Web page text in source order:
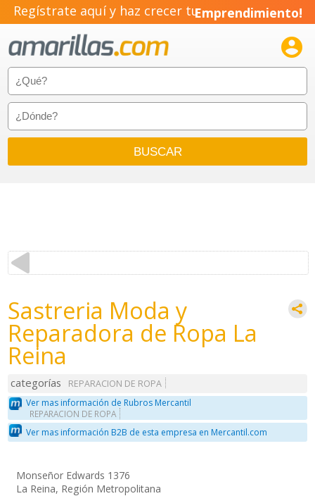
Regístrate aquí y haz crecer tuEmprendimiento!

Sastreria Moda y
Reparadora de Ropa La
Reina
categorías
REPARACION DE ROPA
Ver mas información de Rubros Mercantil
REPARACION DE ROPA
Ver mas información B2B de esta empresa en Mercantil.com
Monseñor Edwards 1376
La Reina, Región Metropolitana